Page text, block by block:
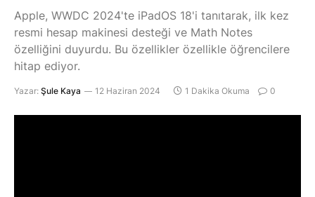
Apple, WWDC 2024'te iPadOS 18'i tanıtarak, ilk kez
resmi hesap makinesi desteği ve Math Notes
özelliğini duyurdu. Bu özellikler özellikle öğrencilere
hitap ediyor.
Yazar: Şule Kaya 12 Haziran 2024 1 Dakika Okuma 0